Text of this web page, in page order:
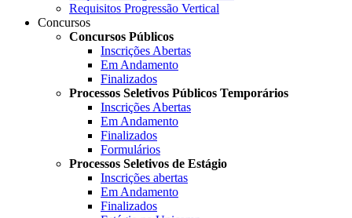
Requisitos Progressão Vertical
Concursos
Concursos Públicos
Inscrições Abertas
Em Andamento
Finalizados
Processos Seletivos Públicos Temporários
Inscrições Abertas
Em Andamento
Finalizados
Formulários
Processos Seletivos de Estágio
Inscrições abertas
Em Andamento
Finalizados